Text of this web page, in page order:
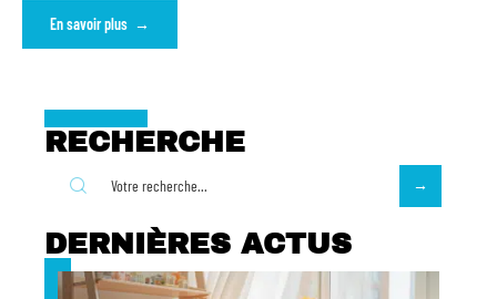
En savoir plus
RECHERCHE
DERNIÈRES ACTUS